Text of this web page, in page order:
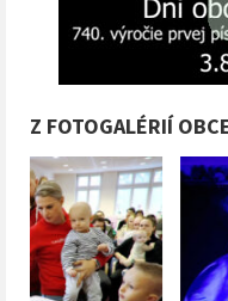
Z FOTOGALÉRIÍ